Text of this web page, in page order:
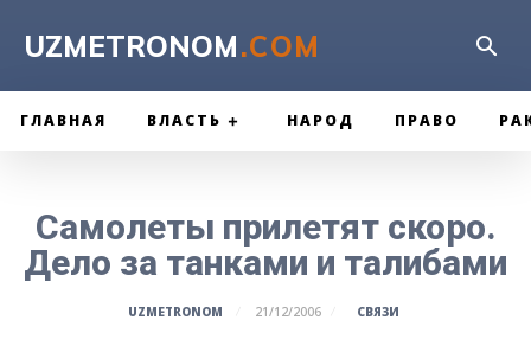
UZMETRONOM.COM
ГЛАВНАЯ ВЛАСТЬ НАРОД ПРАВО
Самолеты прилетят скоро.
Дело за танками и талибами
UZMETRONOM 21/12/2006 СВЯЗИ